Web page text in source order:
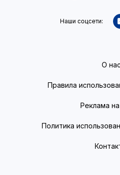
Наши соцсети:
О нас
Правила
Реклама
Политика